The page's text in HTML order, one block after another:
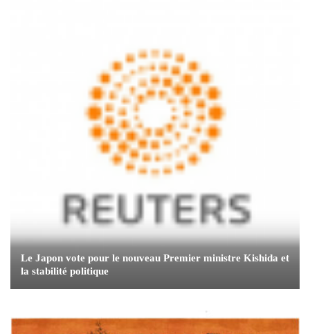
Le Japon vote pour le nouveau Premier ministre Kishida et
la stabilité politique